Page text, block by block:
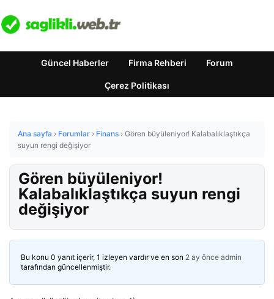
Güncel Haberler Firma Rehberi Forum
Çerez Politikası
Ana sayfa › Forumlar › Finans › Gören büyüleniyor! Kalabalıklaştıkça
suyun rengi değişiyor
Gören büyüleniyor!
Kalabalıklaştıkça suyun rengi
değişiyor
Bu konu 0 yanıt içerir, 1 izleyen vardır ve en son 2 ay önce admin
tarafından güncellenmiştir.